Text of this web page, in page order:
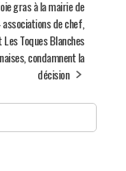
gras à la mairie de
associations de chef,
Les Toques Blanches
condamnent la
décision